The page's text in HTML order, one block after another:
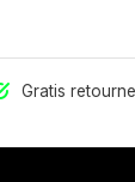
Gratis